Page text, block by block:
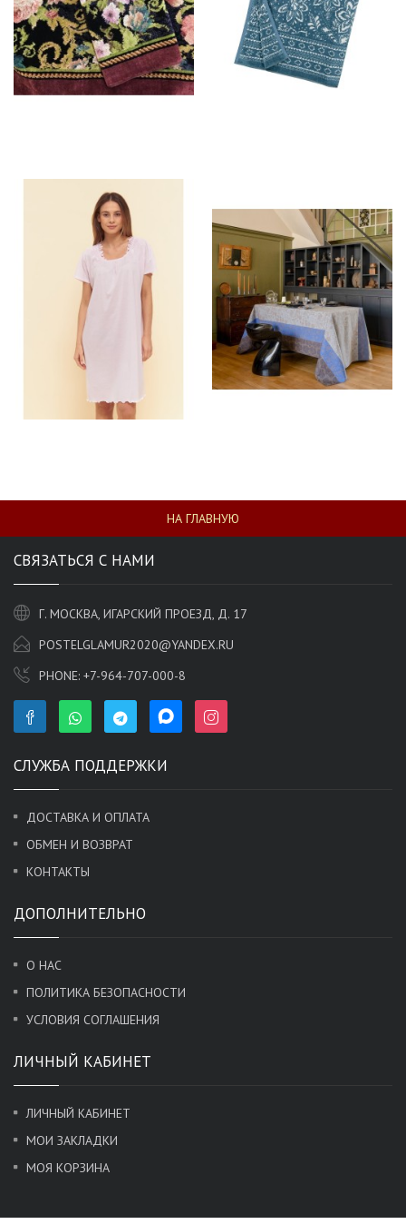
НА ГЛАВНУЮ
СВЯЗАТЬСЯ С НАМИ
Г. МОСКВА, ИГАРСКИЙ ПРОЕЗД, Д. 17
POSTELGLAMUR2020@YANDEX.RU
PHONE: +7-964-707-000-8
СЛУЖБА ПОДДЕРЖКИ
ДОСТАВКА И ОПЛАТА
ОБМЕН И ВОЗВРАТ
КОНТАКТЫ
ДОПОЛНИТЕЛЬНО
О НАС
ПОЛИТИКА БЕЗОПАСНОСТИ
УСЛОВИЯ СОГЛАШЕНИЯ
ЛИЧНЫЙ КАБИНЕТ
ЛИЧНЫЙ КАБИНЕТ
МОИ ЗАКЛАДКИ
МОЯ КОРЗИНА